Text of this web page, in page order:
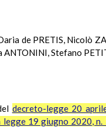
de PRETIS, Nicolò
ANTONINI, Stefano
decreto-legge 20
19 giugno 2020, n.